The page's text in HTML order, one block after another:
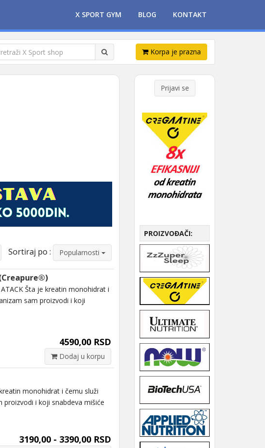
X SPORT GYM BLOG KONTAKT
Korpa je prazna
Sortiraj po : Popularnosti
ATACK Šta je kreatin monohidrat i
sam proizvodi i koji
4590,00 RSD
Dodaj u korpu
monohidrat i čemu služi
i koji snabdeva mišiće
3190,00 - 3390,00 RSD
Prijavi se
PROIZVOĐAČI: